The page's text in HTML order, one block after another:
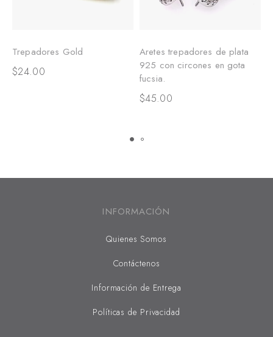
Trepadores Gold
$24.00
Aretes trepadores de plata
925 con circones en gota
fucsia.
$45.00
INFORMACIÓN
Quienes Somos
Contáctenos
Información de Entrega
Políticas de Privacidad